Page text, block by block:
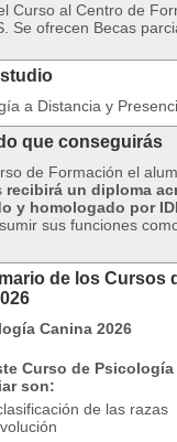
Curso al Centro de
Se ofrecen Becas
a Distancia y
que conseguirás
de Formación el
recibirá un diploma
y homologado por
sus funciones
de los Cursos
Curso de
son:
de las razas